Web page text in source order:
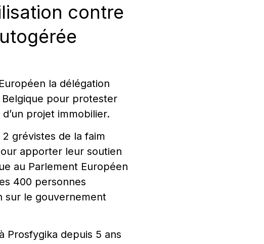
contre
la délégation
pour protester
projet immobilier.
grévistes de la faim
apporter leur soutien
au Parlement Européen
400 personnes
sur le gouvernement
Prosfygika depuis 5 ans